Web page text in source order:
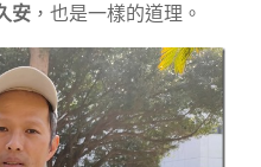
安 ，也是一樣的道理。